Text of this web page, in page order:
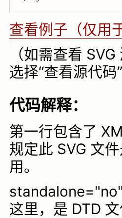
查看例子（仅用
（如需查看
选择“查看源代码
代码解释：
第一行包含了
规定此 SVG 文
用。
这里，是 DTD